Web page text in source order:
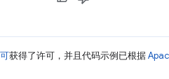
获得了许可，并且代码示例已根据